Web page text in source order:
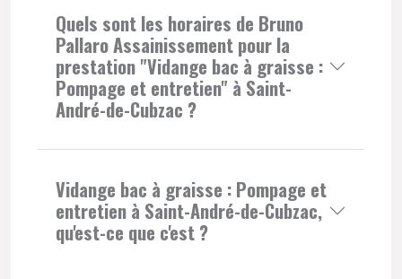
Quels sont les horaires de Bruno
Pallaro Assainissement pour la
prestation "Vidange bac à graisse :
Pompage et entretien" à Saint-
André-de-Cubzac ?
Vidange bac à graisse : Pompage et
entretien à Saint-André-de-Cubzac,
qu'est-ce que c'est ?